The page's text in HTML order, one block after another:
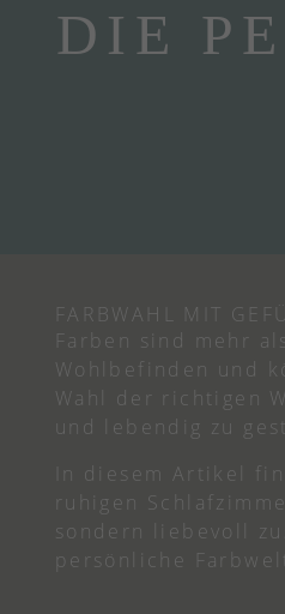
DIE
FARBWAHL MIT
Farben sind mehr
Wohlbefinden und
Wahl der richtigen
und lebendig zu
In diesem Artikel
ruhigen
sondern liebevoll
persönliche